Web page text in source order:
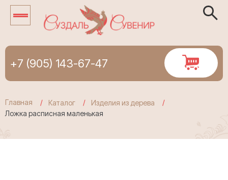
+7 (905) 143-67-47
Главная Каталог
Изделия из дерева
Ложка расписная маленькая